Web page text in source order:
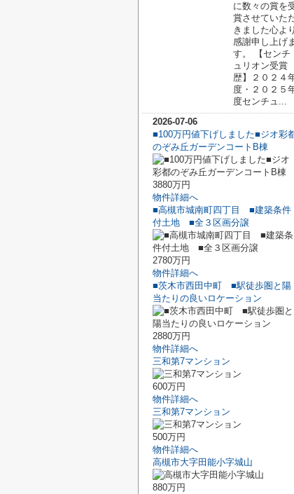
に数々の賞を
賞させていた
きました心より
感謝申し上げま
す。 【センチ
ュリオン受賞
歴】２０２４
度・２０２５
度センチュ...
2026-07-06
■100万円値下げしました■ジオ彩
のぞみ丘ガーデンコートB棟
3880万円
物件詳細へ
■高槻市城南町四丁目 ■建築条件
付土地 ■全３区画分譲
2780万円
物件詳細へ
■茨木市西田中町 ■駅徒歩圏と陽
当たりの良いロケーション
2880万円
物件詳細へ
三和第7マンション
600万円
物件詳細へ
三和第7マンション
500万円
物件詳細へ
高槻市大字田能小字城山
880万円